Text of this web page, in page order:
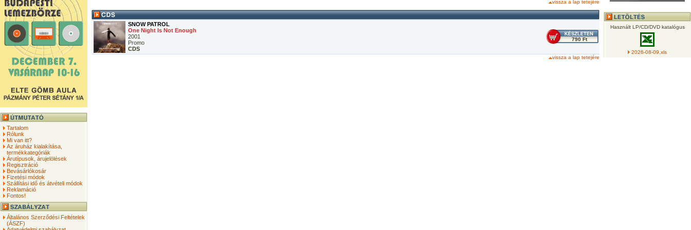
Tartalom
Rólunk
Mi van itt?
Az áruház kialakítása,
termékkategóriák
Árutípusok, árujelölések
Regisztráció
Bevásárlókosár
Fizetési módok
Szállítási idő és átvételi módok
Reklamáció
Fontos!
Általános Szerződési Feltételek
(ÁSZF)
vissza a lap tetejére
SNOW PATROL
One Night Is Not Enough
2001
Promo
CDS
790 Ft
vissza a lap tetejére
Használt LP/CD/DVD katalógus
2026-08-09.xls